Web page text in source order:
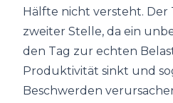
Hälfte nicht versteht.
zweiter Stelle, da ein
den Tag zur echten
Produktivität sinkt und
Beschwerden